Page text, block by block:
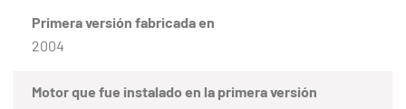
Primera versión fabricada en
2004
Motor que fue instalado en la primera versión